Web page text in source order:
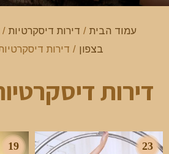
עמוד הבית / דירות דיסקרטיות /
בצפון / דירות
דירות
23
19